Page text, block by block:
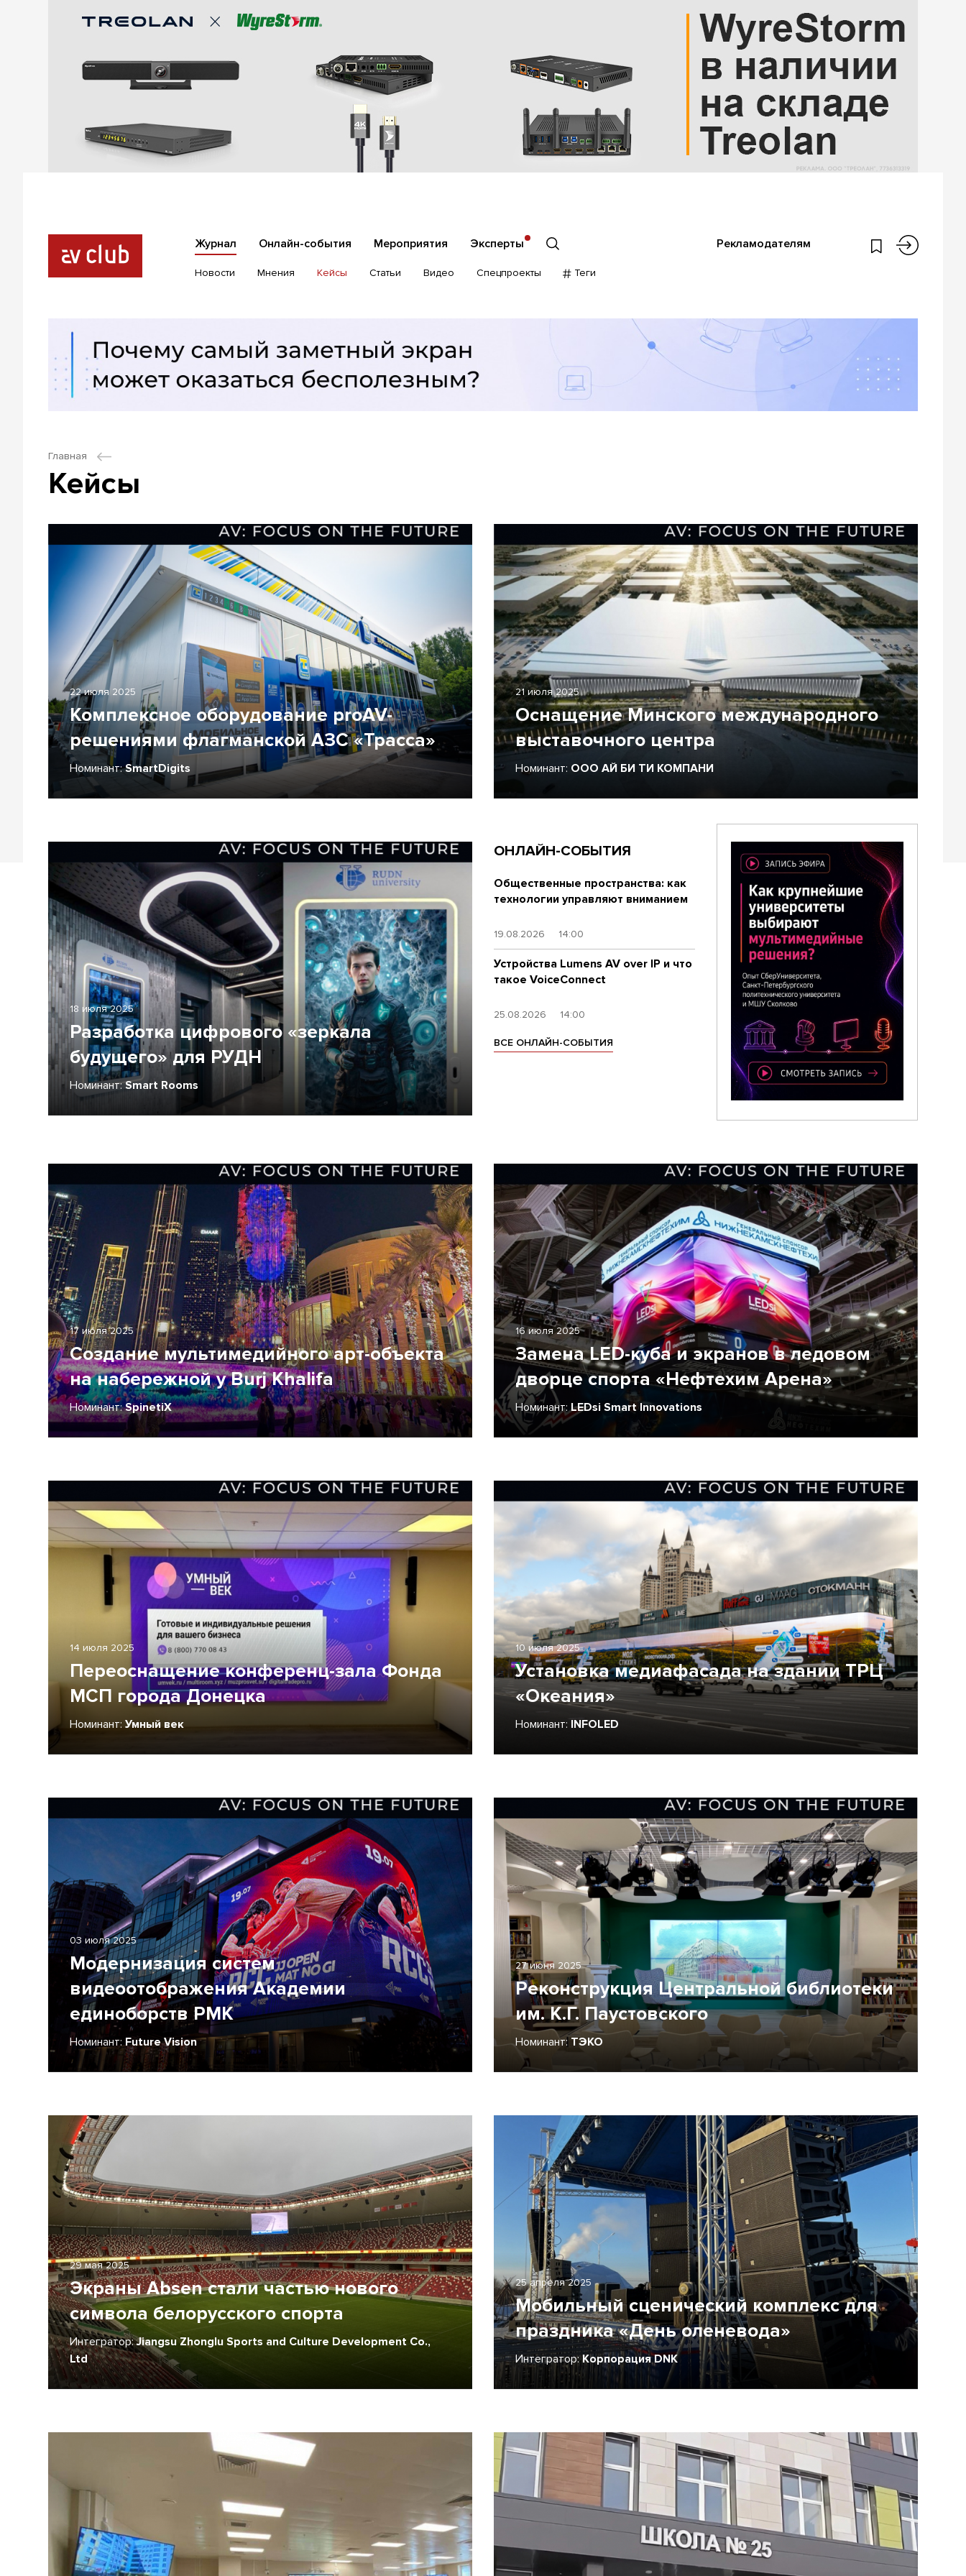
Журнал Онлайн-события Мероприятия Эксперты Рекламодателям
Новости Мнения Кейсы Статьи Видео Спецпроекты Теги
Главная
Кейсы
22 июля 2025
Комплексное оборудование proAV-
решениями флагманской АЗС «Трасса»
Номинант:SmartDigits
21 июля 2025
Оснащение Минского международного
выставочного центра
Номинант: ООО АЙ БИ ТИ КОМПАНИ
18 июля 2025
Разработка цифрового «зеркала
будущего» для РУДН
Номинант:Smart Rooms
17 июля 2025
Создание мультимедийного арт-объекта
на набережной у Burj Khalifa
Номинант:SpinetiX
16 июля 2025
Замена LED-куба и экранов в ледовом
дворце спорта «Нефтехим Арена»
Номинант:LEDsi Smart Innovations
14 июля 2025
Переоснащение конференц-зала Фонда
МСП города Донецка
Номинант: Умный век
10 июля 2025
Установка медиафасада на здании ТРЦ
«Океания»
Номинант: INFOLED
03 июля 2025
Модернизация систем
видеоотображения Академии
единоборств РМК
Номинант:Future Vision
27 июня 2025
Реконструкция Центральной библиотеки
им. К.Г. Паустовского
Номинант:ТЭКО
29 мая 2025
Экраны Absen стали частью нового
символа белорусского спорта
Интегратор:Jiangsu Zhonglu Sports and Culture Development Co.,
Ltd
25 апреля 2025
Мобильный сценический комплекс для
праздника «День оленевода»
Интегратор:Корпорация DNK
ОНЛАЙН-СОБЫТИЯ
Общественные пространства: как
технологии управляют вниманием
19.08.2026 14:00
Устройства Lumens AV over IP и что
такое VoiceConnect
25.08.2026 14:00
ВСЕ ОНЛАЙН-СОБЫТИЯ